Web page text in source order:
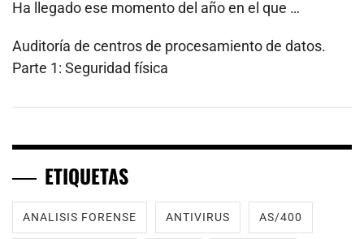
Ha llegado ese momento del año en el que …
Auditoría de centros de procesamiento de datos.
Parte 1: Seguridad física
ETIQUETAS
ANALISIS FORENSE ANTIVIRUS AS/400